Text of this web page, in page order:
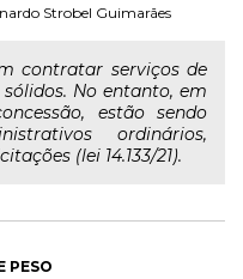
Strobel Guimarães
contratar serviços de
No entanto, em
estão sendo
ordinários,
(lei 14.133/21).
PESO